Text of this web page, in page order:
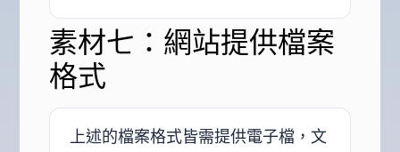
素材七：網站提供檔案
格式
上述的檔案格式皆需提供電子檔，文